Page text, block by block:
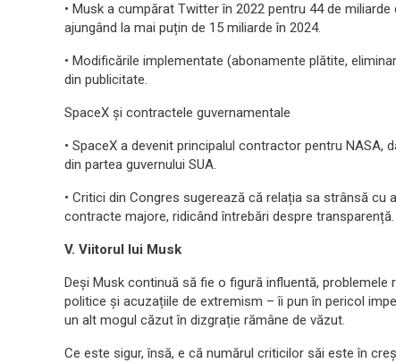
• Musk a cumpărat Twitter în 2022 pentru 44 de
ajungând la mai puțin de 15 miliarde în 2024.
• Modificările implementate (abonamente plătite,
din publicitate.
SpaceX și contractele guvernamentale
• SpaceX a devenit principalul contractor pentru
din partea guvernului SUA.
• Critici din Congres sugerează că relația sa strânsă
contracte majore, ridicând întrebări despre transparență.
V. Viitorul lui Musk
Deși Musk continuă să fie o figură influentă,
politice și acuzațiile de extremism – îi pun în pericol
un alt mogul căzut în dizgrație rămâne de văzut.
Ce este sigur, însă, e că numărul criticilor săi este în